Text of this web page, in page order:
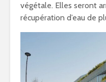
végétale. Elles seront
récupération d’eau de